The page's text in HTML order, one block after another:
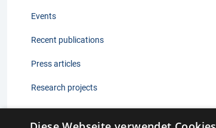
Events
Recent publications
Press articles
Research projects